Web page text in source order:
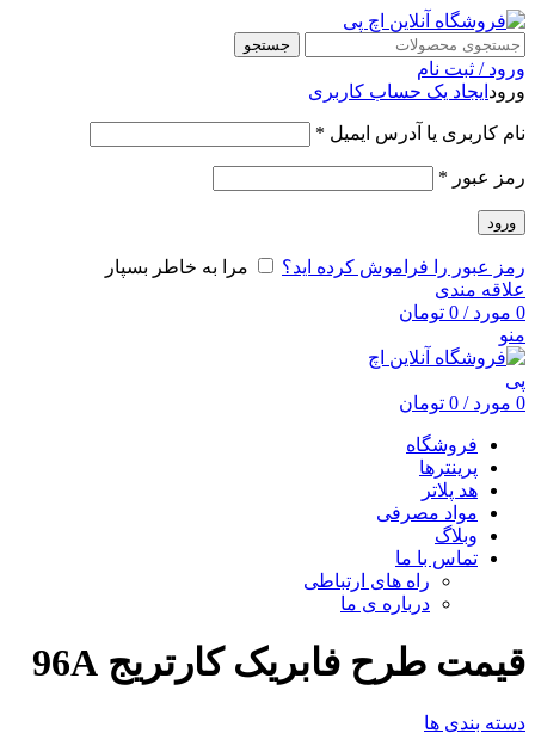
جستجو
ورود / ثبت نام
ورود ایجاد یک حساب کاربری
نام کاربری یا آدرس ایمیل *
رمز عبور *
ورود
رمز عبور را فراموش کرده اید؟
مرا به خاطر بسپار
علاقه مندی
0 مورد /
0 تومان
منو
0 مورد /
0 تومان
فروشگاه
پرینترها
هد پلاتر
مواد مصرفی
وبلاگ
تماس با ما
راه های ارتباطی
درباره ی ما
قیمت طرح فابریک کارتریج 96A
دسته بندی ها